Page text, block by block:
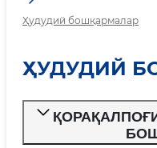
Ҳудудий бошқармалар
ҲУДУДИЙ